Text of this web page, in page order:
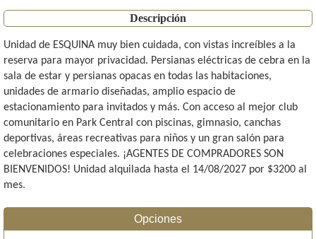
Descripción
Unidad de ESQUINA muy bien cuidada, con vistas increíbles a la
reserva para mayor privacidad. Persianas eléctricas de cebra en la
sala de estar y persianas opacas en todas las habitaciones,
unidades de armario diseñadas, amplio espacio de
estacionamiento para invitados y más. Con acceso al mejor club
comunitario en Park Central con piscinas, gimnasio, canchas
deportivas, áreas recreativas para niños y un gran salón para
celebraciones especiales. ¡AGENTES DE COMPRADORES SON
BIENVENIDOS! Unidad alquilada hasta el 14/08/2027 por $3200 al
mes.
Opciones